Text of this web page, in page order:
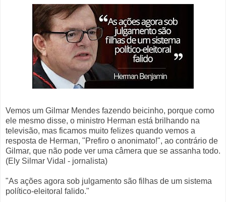
Vemos um Gilmar Mendes fazendo beicinho, porque como
ele mesmo disse, o ministro Herman está brilhando na
televisão, mas ficamos muito felizes quando vemos a
resposta de Herman, "Prefiro o anonimato!", ao contrário de
Gilmar, que não pode ver uma câmera que se assanha todo.
(Ely Silmar Vidal - jornalista)
"As ações agora sob julgamento são filhas de um sistema
político-eleitoral falido."